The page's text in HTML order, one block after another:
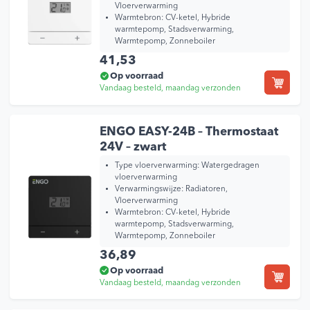
Vloerverwarming
Warmtebron: CV-ketel, Hybride
warmtepomp, Stadsverwarming,
Warmtepomp, Zonneboiler
41,53
Op voorraad
Vandaag besteld, maandag verzonden
ENGO EASY-24B – Thermostaat
24V – zwart
Type vloerverwarming: Watergedragen
vloerverwarming
Verwarmingswijze: Radiatoren,
Vloerverwarming
Warmtebron: CV-ketel, Hybride
warmtepomp, Stadsverwarming,
Warmtepomp, Zonneboiler
36,89
Op voorraad
Vandaag besteld, maandag verzonden